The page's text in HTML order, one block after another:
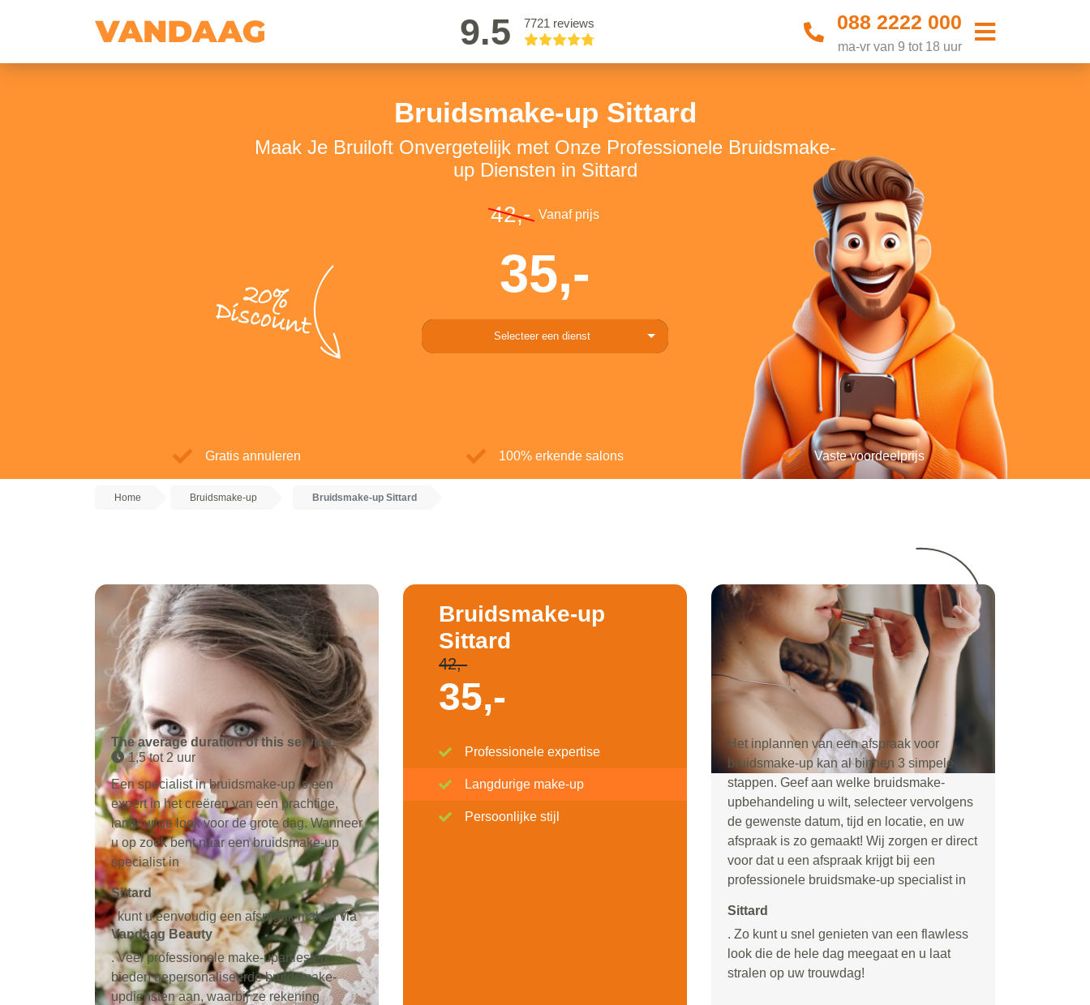
9.5 7721 reviews 088 2222 000
ma-vr van 9 tot 18 uur
Bruidsmake-up Sittard
Maak Je Bruiloft Onvergetelijk met Onze Professionele Bruidsmake-
up Diensten in Sittard
20%
Discount
42,- Vanaf prijs
35,-
Selecteer een dienst
Gratis annuleren 100% erkende salons Vaste voordeelprijs
Home Bruidsmake-up Bruidsmake-up Sittard
The average duration of this service:
1,5 tot 2 uur
Een specialist in bruidsmake-up is een
expert in het creëren van een prachtige,
langdurige look voor de grote dag. Wanneer
u op zoek bent naar een bruidsmake-up
specialist in
Sittard
, kunt u eenvoudig een afspraak maken via
Vandaag Beauty
. Veel professionele make-upartiesten
bieden gepersonaliseerde bruidsmake-
updiensten aan, waarbij ze rekening
Bruidsmake-up
Sittard
42,-
35,-
Professionele expertise
Langdurige make-up
Persoonlijke stijl
Het inplannen van een afspraak voor
bruidsmake-up kan al binnen 3 simpele
stappen. Geef aan welke bruidsmake-
upbehandeling u wilt, selecteer vervolgens
de gewenste datum, tijd en locatie, en uw
afspraak is zo gemaakt! Wij zorgen er direct
voor dat u een afspraak krijgt bij een
professionele bruidsmake-up specialist in
Sittard
. Zo kunt u snel genieten van een flawless
look die de hele dag meegaat en u laat
stralen op uw trouwdag!